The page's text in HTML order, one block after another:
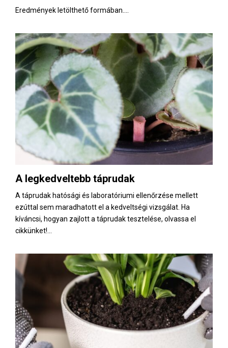
U
Eredmények letölthető formában....
A legkedveltebb táprudak
A táprudak hatósági és laboratóriumi ellenőrzése mellett
ezúttal sem maradhatott el a kedveltségi vizsgálat. Ha
kíváncsi, hogyan zajlott a táprudak tesztelése, olvassa el
cikkünket!...